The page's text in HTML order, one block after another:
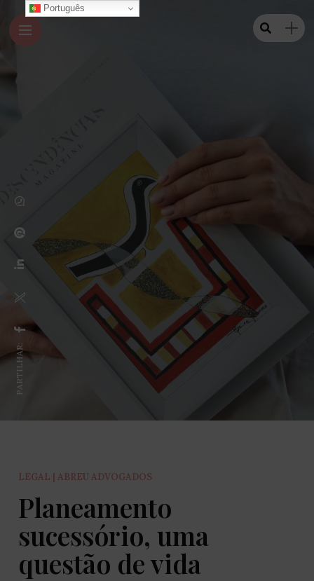
PARTILHAR:
LEGAL | ABREU ADVOGADOS
Planeamento
sucessório, uma
questão de vida
Português